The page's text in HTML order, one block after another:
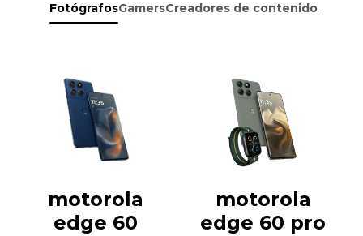
FotógrafosGamersCreadores de contenido
motorola
edge 60
motorola
edge 60 pro